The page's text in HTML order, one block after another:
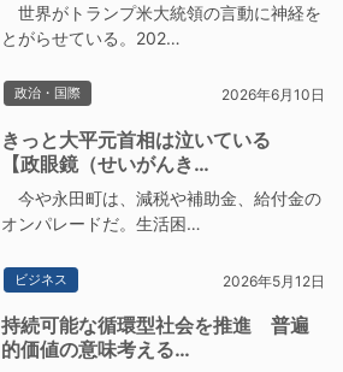
世界がトランプ米大統領の言動に神経を
とがらせている。202…
政治・国際 2026年6月10日
きっと大平元首相は泣いている
【政眼鏡（せいがんき…
今や永田町は、減税や補助金、給付金の
オンパレードだ。生活困…
ビジネス 2026年5月12日
持続可能な循環型社会を推進 普遍
的価値の意味考える…